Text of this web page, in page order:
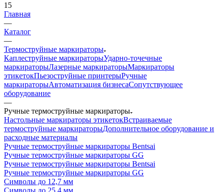
15
Главная
—
Каталог
—
Термоструйные маркираторы
Каплеструйные маркираторыУдарно-точечные
маркираторыЛазерные маркираторыМаркираторы
этикетокПьезоструйные принтерыРучные
маркираторыАвтоматизация бизнесаСопутствующее
оборудование
—
Ручные термоструйные маркираторы
Настольные маркираторы этикетокВстраиваемые
термоструйные маркираторыДополнительное оборудование и
расходные материалы
Ручные термоструйные маркираторы Bentsai
Ручные термоструйные маркираторы GG
Ручные термоструйные маркираторы Bentsai
Ручные термоструйные маркираторы GG
Символы до 12,7 мм
Символы до 25,4 мм